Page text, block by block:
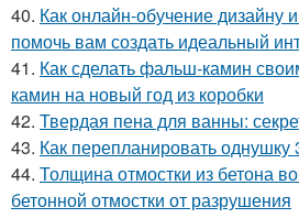
40. Как онлайн-обучение дизайну
помочь вам создать идеальный
41. Как сделать фальш-камин
камин на новый год из коробки
42. Твердая пена для ванны:
43. Как перепланировать однушку
44. Толщина отмостки из бетона
бетонной отмостки от разрушения